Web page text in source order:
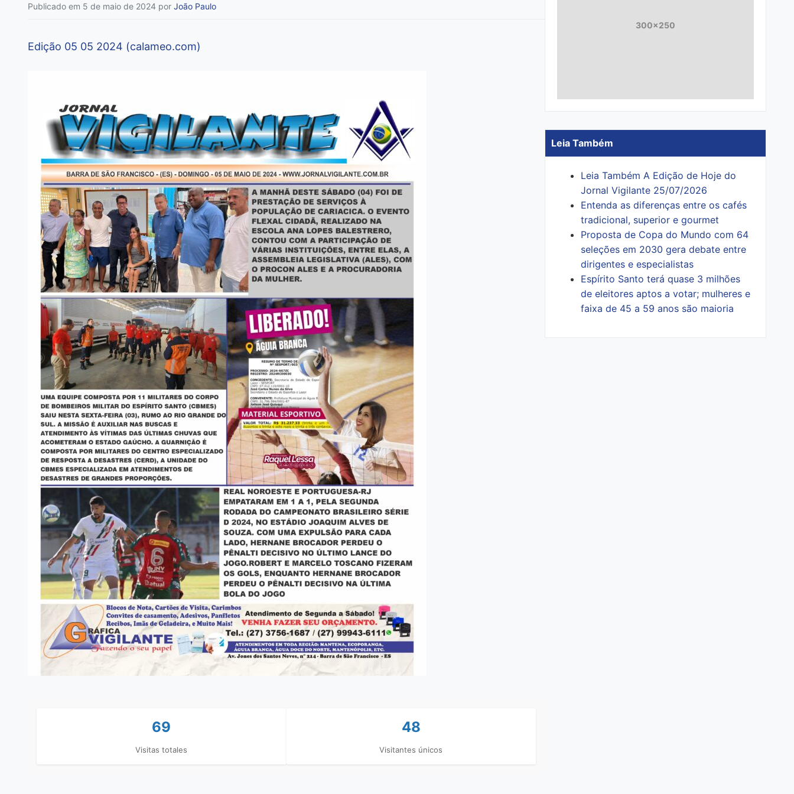
Publicado em 5 de maio de 2024 por João Paulo
Edição 05 05 2024 (calameo.com)
69
Visitas totales
48
Visitantes únicos
300x250
Leia Também
Leia Também A Edição de Hoje do
Jornal Vigilante 25/07/2026
Entenda as diferenças entre os cafés
tradicional, superior e gourmet
Proposta de Copa do Mundo com 64
seleções em 2030 gera debate entre
dirigentes e especialistas
Espírito Santo terá quase 3 milhões
de eleitores aptos a votar; mulheres e
faixa de 45 a 59 anos são maioria